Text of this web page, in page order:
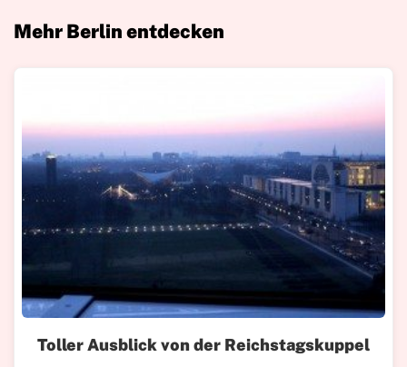
Mehr Berlin entdecken
Toller Ausblick von der Reichstagskuppel